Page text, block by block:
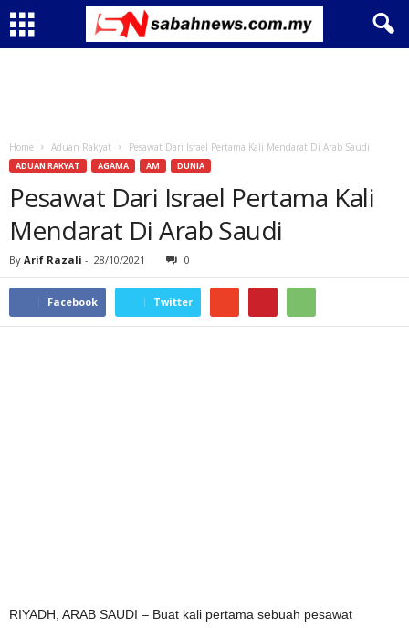
Home Aduan Rakyat Pesawat Dari Israel Pertama Kali Mendarat Di Arab Saudi
ADUAN RAKYAT AGAMA AM DUNIA
Pesawat Dari Israel Pertama Kali
Mendarat Di Arab Saudi
By Arif Razali - 28/10/2021 0
Facebook Twitter
RIYADH, ARAB SAUDI – Buat kali pertama sebuah pesawat